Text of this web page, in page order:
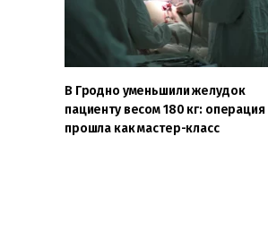
В Гродно уменьшили желудок
пациенту весом 180 кг: операция
прошла как мастер-класс